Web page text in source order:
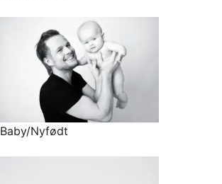
Baby/Nyfødt